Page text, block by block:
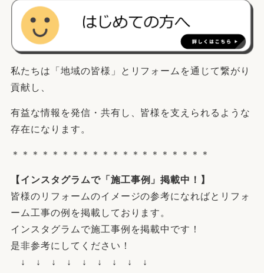
私たちは「地域の皆様」とリフォームを通じて繋がり
貢献し、
有益な情報を発信・共有し、皆様を支えられるような
存在になります。
＊＊＊＊＊＊＊＊＊＊＊＊＊＊＊＊＊＊＊＊
【 インスタグラムで「施工事例」掲載中！】
皆様のリフォームのイメージの参考になればとリフォ
ーム工事の例を掲載しております。
インスタグラムで施工事例を掲載中です！
是非参考にしてください！
↓ ↓ ↓ ↓ ↓ ↓ ↓ ↓ ↓